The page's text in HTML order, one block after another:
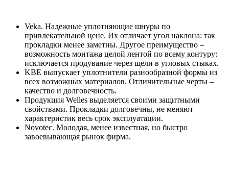
Veka. Надежные уплотняющие шнуры по
привлекательной цене. Их отличает угол наклона: так
прокладки менее заметны. Другое преимущество –
возможность монтажа целой лентой по всему контуру:
исключается продувание через щели в угловых стыках.
KBE выпускает уплотнители разнообразной формы из
всех возможных материалов. Отличительные черты –
качество и долговечность.
Продукция Welles выделяется своими защитными
свойствами. Прокладки долговечны, не меняют
характеристик весь срок эксплуатации.
Novotec. Молодая, менее известная, но быстро
завоевывающая рынок фирма.